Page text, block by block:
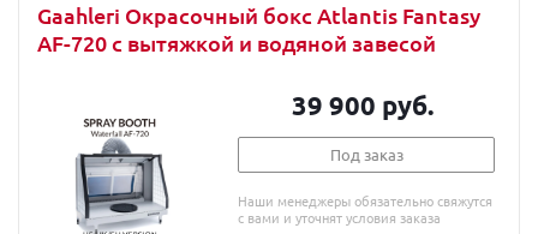
Gaahleri Окрасочный бокс Atlantis Fantasy
AF-720 с вытяжкой и водяной завесой
39 900 руб.
Под заказ
Наши менеджеры обязательно свяжутся
с вами и уточнят условия заказа